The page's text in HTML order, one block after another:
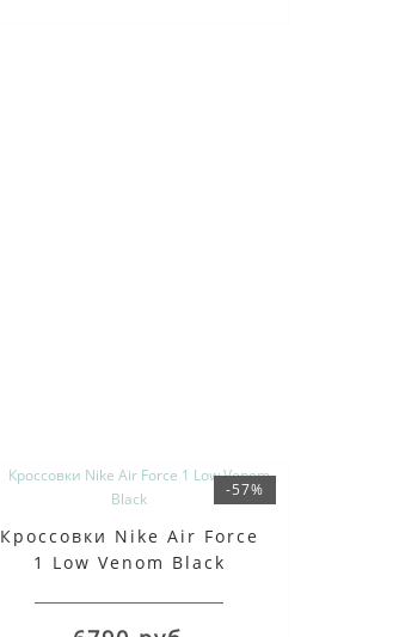
-57%
Кроссовки Nike Air Force
1 Low Venom Black